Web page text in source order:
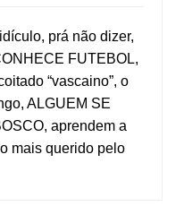
prá não dizer,
FUTEBOL,
“vascaino”, o
ALGUEM SE
aprendem a
mais querido pelo